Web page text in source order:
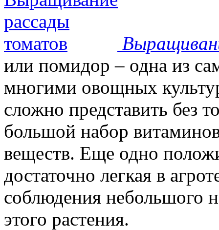
или помидор – одна из
многими овощных
сложно представить без
большой набор
веществ. Еще одно
достаточно легкая в
соблюдения небольшого
этого растения.